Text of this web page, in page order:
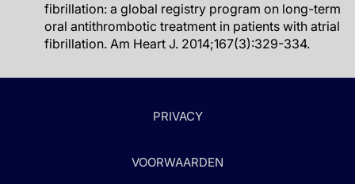
fibrillation: a global registry program on long-term
oral antithrombotic treatment in patients with atrial
fibrillation. Am Heart J. 2014;167(3):329-334.
PRIVACY
VOORWAARDEN